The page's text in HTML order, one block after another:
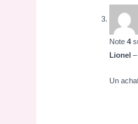
Note4
Lionel–
Un